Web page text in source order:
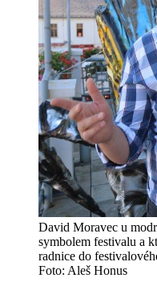
David Moravec u
symbolem festivalu a
radnice do
Foto: Aleš Honus